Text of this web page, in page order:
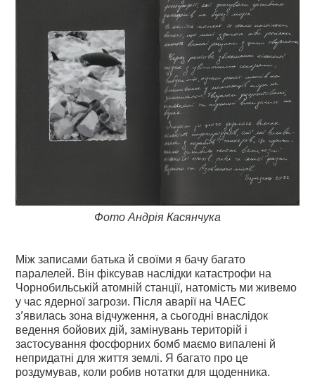
Фото Андрія Касянчука
Між записами батька й своїми я бачу багато
паралелей. Він фіксував наслідки катастрофи на
Чорнобильській атомній станції, натомість ми живемо
у час ядерної загрози. Після аварії на ЧАЕС
з’явилась зона відчуження, а сьогодні внаслідок
ведення бойових дій, замінувань територій і
застосування фосфорних бомб маємо випалені й
непридатні для життя землі. Я багато про це
роздумував, коли робив нотатки для щоденника.